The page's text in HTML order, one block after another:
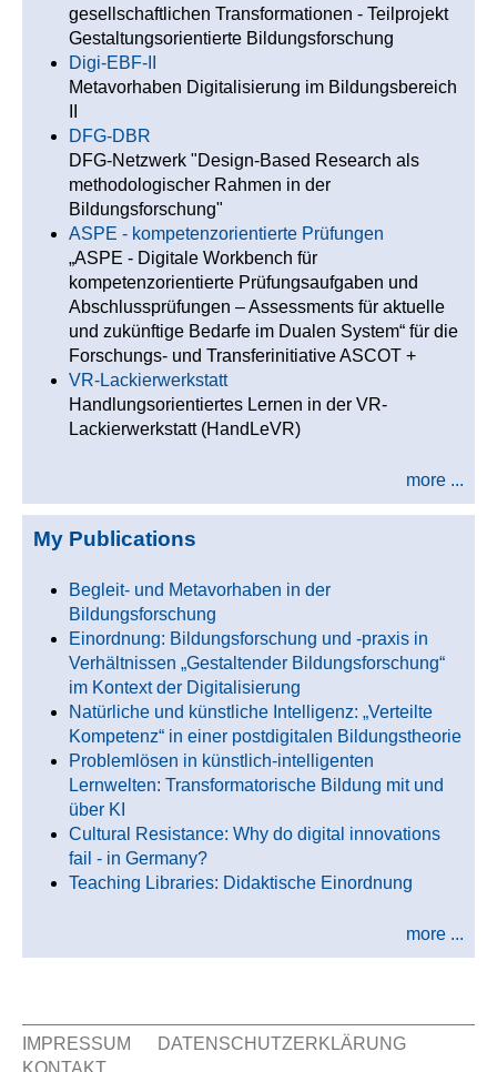
gesellschaftlichen Transformationen - Teilprojekt
Gestaltungsorientierte Bildungsforschung
Digi-EBF-II
Metavorhaben Digitalisierung im Bildungsbereich
DFG-DBR
DFG-Netzwerk "Design-Based Research als
methodologischer Rahmen in der
Bildungsforschung"
ASPE - kompetenzorientierte Prüfungen
„ASPE - Digitale Workbench für
kompetenzorientierte Prüfungsaufgaben und
Abschlussprüfungen – Assessments für aktuelle
und zukünftige Bedarfe im Dualen System“ für die
Forschungs- und Transferinitiative ASCOT +
VR-Lackierwerkstatt
Handlungsorientiertes Lernen in der VR-
Lackierwerkstatt (HandLeVR)
more ...
My Publications
Begleit- und Metavorhaben in der
Bildungsforschung
Einordnung: Bildungsforschung und -praxis in
Verhältnissen „Gestaltender Bildungsforschung“
im Kontext der Digitalisierung
Natürliche und künstliche Intelligenz: „Verteilte
Kompetenz“ in einer postdigitalen Bildungstheorie
Problemlösen in künstlich-intelligenten
Lernwelten: Transformatorische Bildung mit und
über KI
Cultural Resistance: Why do digital innovations
fail - in Germany?
Teaching Libraries: Didaktische Einordnung
more ...
IMPRESSUM
DATENSCHUTZERKLÄRUNG
KONTAKT